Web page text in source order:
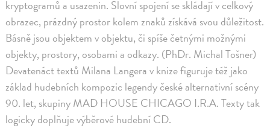
kryptogramů a usazenin. Slovní spojení se skládají v celkový
obrazec, prázdný prostor kolem znaků získává svou důležitost.
Básně jsou objektem v objektu, či spíše četnými možnými
objekty, prostory, osobami a odkazy. (PhDr. Michal Tošner)
Devatenáct textů Milana Langera v knize figuruje též jako
základ hudebních kompozic legendy české alternativní scény
90. let, skupiny MAD HOUSE CHICAGO I.R.A. Texty tak
logicky doplňuje výběrové hudební CD.